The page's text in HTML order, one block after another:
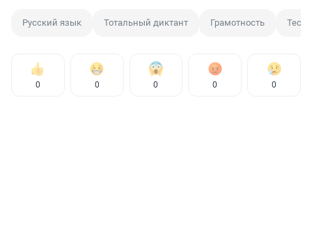
Русский язык Тотальный диктант Грамотность Тест
0 0 0 0 0